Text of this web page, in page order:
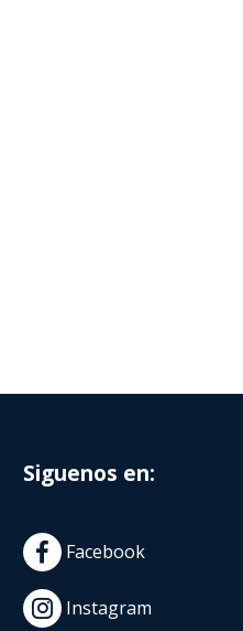
Siguenos en:
Facebook
Instagram